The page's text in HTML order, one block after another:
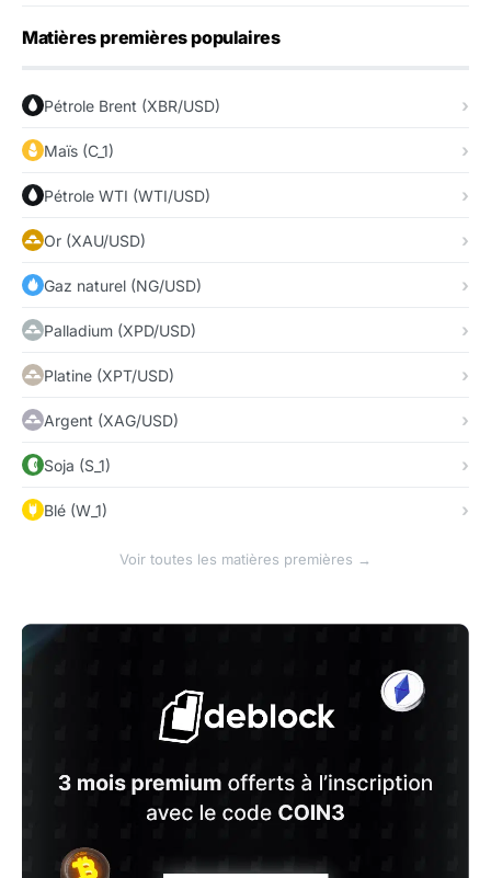
Matières premières populaires
Pétrole Brent (XBR/USD)
Maïs (C_1)
Pétrole WTI (WTI/USD)
Or (XAU/USD)
Gaz naturel (NG/USD)
Palladium (XPD/USD)
Platine (XPT/USD)
Argent (XAG/USD)
Soja (S_1)
Blé (W_1)
Voir toutes les matières premières →